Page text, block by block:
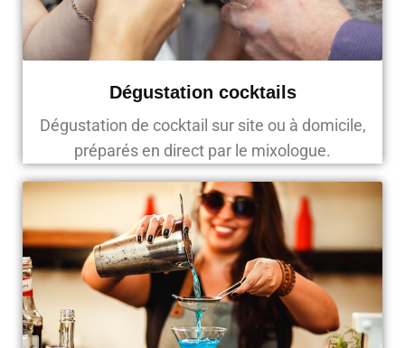
Dégustation cocktails
Dégustation de cocktail sur site ou à domicile,
préparés en direct par le mixologue.